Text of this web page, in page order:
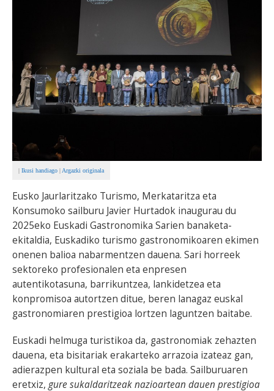
... AUKERA GEHIAGO
| Ikusi handiago | Argazki originala
Eusko Jaurlaritzako Turismo, Merkataritza eta
Konsumoko sailburu Javier Hurtadok inaugurau du
2025eko Euskadi Gastronomika Sarien banaketa-
ekitaldia, Euskadiko turismo gastronomikoaren ekimen
onenen balioa nabarmentzen dauena. Sari horreek
sektoreko profesionalen eta enpresen
autentikotasuna, barrikuntzea, lankidetzea eta
konpromisoa autortzen ditue, beren lanagaz euskal
gastronomiaren prestigioa lortzen laguntzen baitabe.
Euskadi helmuga turistikoa da, gastronomiak zehazten
dauena, eta bisitariak erakarteko arrazoia izateaz gan,
adierazpen kultural eta soziala be bada. Sailburuaren
eretxiz,gure sukaldaritzeak nazioartean dauen prestigioa